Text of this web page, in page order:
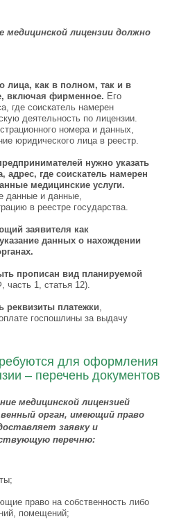
медицинской лицензии должно
лица, как в полном, так и в
включая фирменное. Его
где соискатель намерен
деятельность по лицензии.
номера и данных,
юридического лица в реестр.
нужно указать
адрес, где соискатель намерен
медицинские услуги.
данные и данные,
в реестре государства.
заявителя как
данных о нахождении
прописан вид планируемой
часть 1, статья 12).
реквизиты платежки,
госпошлины за выдачу
для оформления
– перечень документов
медицинской лицензией
орган, имеющий право
заявку и
перечню:
право на собственность либо
помещений;